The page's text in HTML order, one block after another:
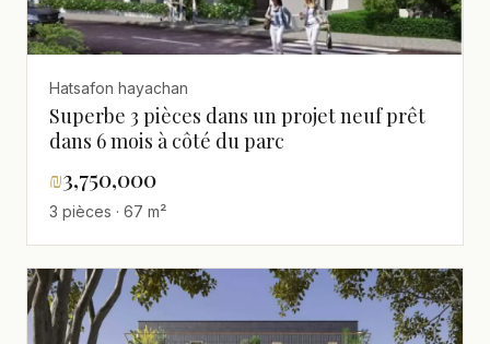
Hatsafon hayachan
Superbe 3 pièces dans un projet neuf prêt
dans 6 mois à côté du parc
₪3,750,000
3 pièces · 67 m²